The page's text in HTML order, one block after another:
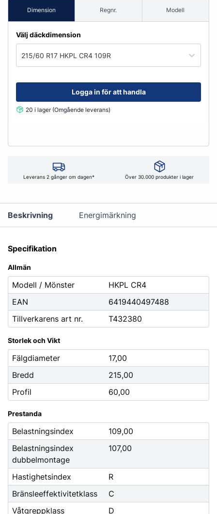
Dimension Regnr. Modell
Välj däckdimension
215/60 R17 HKPL CR4 109R
Logga in för att handla
20 i lager (Omgående leverans)
Leverans 2 gånger om dagen* Över 30.000 produkter i lager
Beskrivning Energimärkning
Specifikation
Allmän
Modell / Mönster
HKPL CR4
EAN
6419440497488
Tillverkarens art nr.
T432380
Storlek och Vikt
Fälgdiameter
17,00
Bredd
215,00
Profil
60,00
Prestanda
Belastningsindex
109,00
Belastningsindex
dubbelmontage
107,00
Hastighetsindex
R
Bränsleeffektivitetklass
C
Våtgreppklass
D